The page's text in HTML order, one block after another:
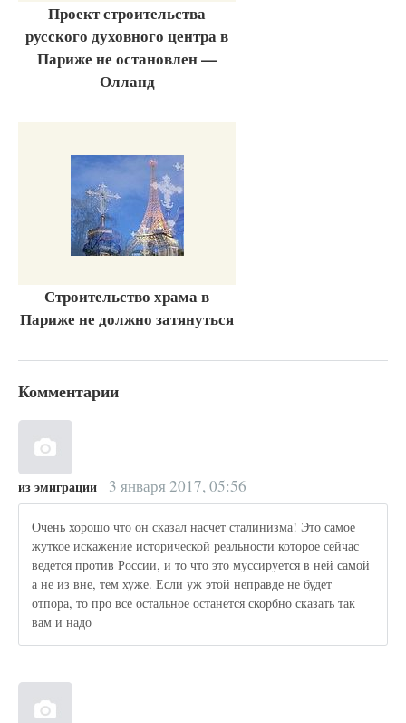
Проект строительства
русского духовного центра в
Париже не остановлен —
Олланд
Строительство храма в
Париже не должно затянуться
Комментарии
из эмиграции 3 января 2017, 05:56
Очень хорошо что он сказал насчет сталинизма! Это самое
жуткое искажение исторической реальности которое сейчас
ведется против России, и то что это муссируется в ней самой
а не из вне, тем хуже. Если уж этой неправде не будет
отпора, то про все остальное останется скорбно сказать так
вам и надо